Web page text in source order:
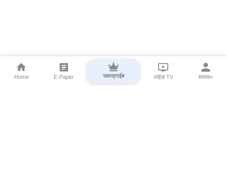
Home E-Paper सबस्क्राईब लाईव्ह TV सकाळ+